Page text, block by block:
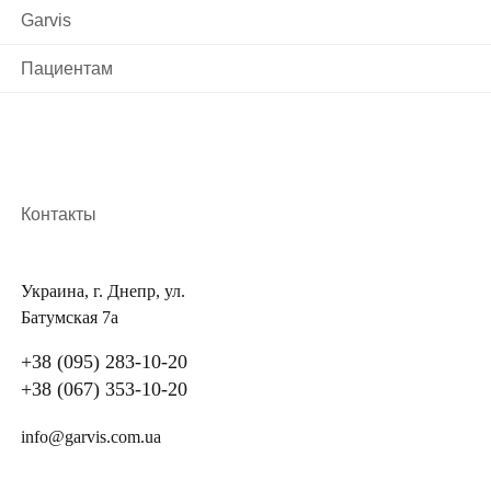
заболевание. Кроме того, в дальнейшем он может
Поэтому гинекомастия у мужчин вызывает
Основными признаками заболевания являются рост
она может проявляться только на одной железе.
Бывает, что одна часть груди меняется в размерах
больше, чем вторая. На фото представлен пример
физиологической гинекомастии у мальчиков.
Недуг часто сопровождается рядом других
Garvis
Пациентам
Контакты
Украина, г. Днепр, ул.
Батумская 7а
+38 (095) 283-10-20
+38 (067) 353-10-20
info@garvis.com.ua